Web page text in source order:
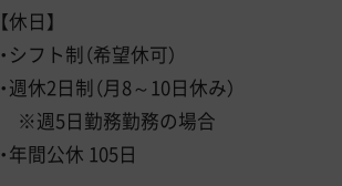
【休日】
・シフト制（希望休可）
・週休2日制（月8～10日休み）
※週5日勤務勤務の場合
・年間公休 105日